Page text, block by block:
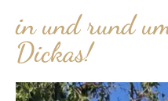
in und rund
Dickas!